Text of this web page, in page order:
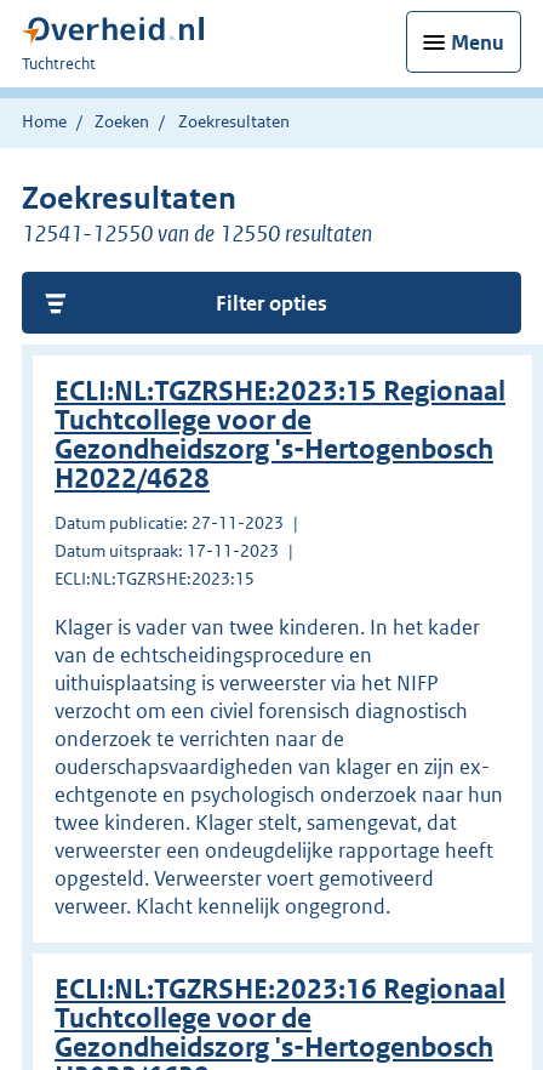
Menu
U
bent
hier:
Tuchtrecht
Home Zoeken Zoekresultaten
Zoekresultaten
12541-12550 van de 12550 resultaten
Filter opties
ECLI:NL:TGZRSHE:2023:15 Regionaal
Tuchtcollege voor de
Gezondheidszorg 's-Hertogenbosch
H2022/4628
Datum publicatie: 27-11-2023
Datum uitspraak: 17-11-2023
ECLI:NL:TGZRSHE:2023:15
Klager is vader van twee kinderen. In het kader
van de echtscheidingsprocedure en
uithuisplaatsing is verweerster via het NIFP
verzocht om een civiel forensisch diagnostisch
onderzoek te verrichten naar de
ouderschapsvaardigheden van klager en zijn ex-
echtgenote en psychologisch onderzoek naar hun
twee kinderen. Klager stelt, samengevat, dat
verweerster een ondeugdelijke rapportage heeft
opgesteld. Verweerster voert gemotiveerd
verweer. Klacht kennelijk ongegrond.
ECLI:NL:TGZRSHE:2023:16 Regionaal
Tuchtcollege voor de
Gezondheidszorg 's-Hertogenbosch